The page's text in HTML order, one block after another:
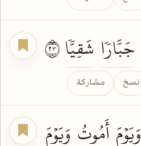
جَبَّارٗا شَقِيّٗا
نسخ مشاركة
وَيَوۡمَ أَمُوتُ وَيَوۡمَ